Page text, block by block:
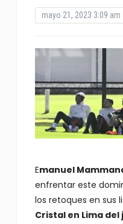
mayo 21, 2023 3:09 am
Emanuel
enfrentar este
los retoques en sus
Cristal en Lima